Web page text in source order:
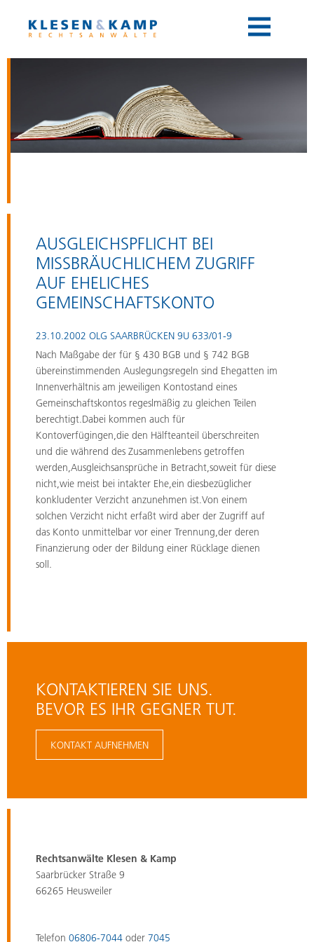
Toggle
navigation
AUSGLEICHSPFLICHT BEI
MISSBRÄUCHLICHEM ZUGRIFF A
UF EHELICHES G
EMEINSCHAFTSKONTO
23.10.2002 OLG SAARBRÜCKEN 9U 633/01-9
Nach Maßgabe der für § 430 BGB und § 742 BGB
übereinstimmenden Auslegungsregeln sind Ehegatten im
Innenverhältnis am jeweiligen Kontostand eines
Gemeinschaftskontos regeslmäßig zu gleichen Teilen
berechtigt.Dabei kommen auch für
Kontoverfügingen,die den Hälfteanteil überschreiten
und die während des Zusammenlebens getroffen
werden,Ausgleichsansprüche in Betracht,soweit für diese
nicht,wie meist bei intakter Ehe,ein diesbezüglicher
konkludenter Verzicht anzunehmen ist.Von einem
solchen Verzicht nicht erfaßt wird aber der Zugriff auf
das Konto unmittelbar vor einer Trennung,der deren
Finanzierung oder der Bildung einer Rücklage dienen
soll.
KONTAKTIEREN SIE UNS.
BEVOR ES IHR GEGNER TUT.
KONTAKT AUFNEHMEN
Rechtsanwälte Klesen & Kamp
Saarbrücker Straße 9
66265 Heusweiler
Telefon 06806-7044oder 7045